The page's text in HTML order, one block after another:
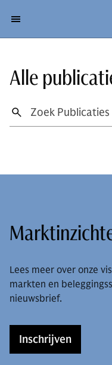
Alle
Lees meer over onze
markten en
nieuwsbrief.
Inschrijven